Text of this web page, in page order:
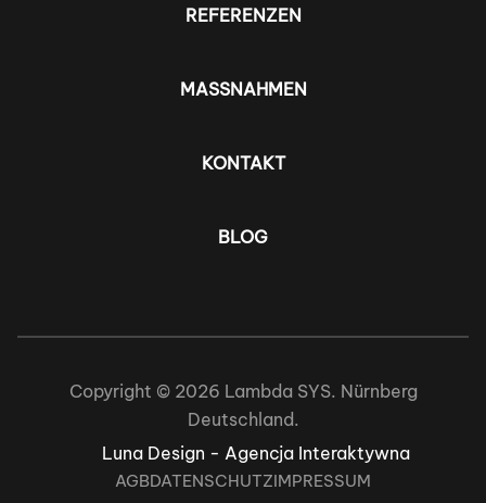
REFERENZEN
MASSNAHMEN
KONTAKT
BLOG
Copyright © 2026 Lambda SYS. Nürnberg
Deutschland.
Luna Design - Agencja Interaktywna
AGBDATENSCHUTZIMPRESSUM